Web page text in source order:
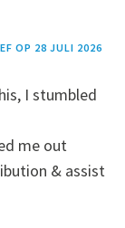
OP 28 JULI 2026
I stumbled
me out
& assist